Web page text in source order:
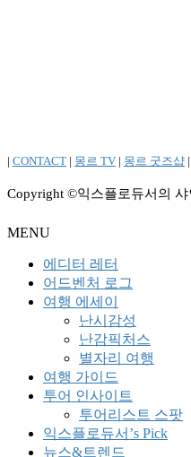
| CONTACT | 몽르 TV | 몽르 굿즈샵 |
Copyright ©익스플로듀서의 샤
MENU
에디터 레터
어드벤처 로그
여행 에세이
난시감성
난감픽처스
별자리 여행
여행 가이드
투어 인사이트
투어리스트 스팟
익스플로듀서’s Pick
뉴스&트렌드